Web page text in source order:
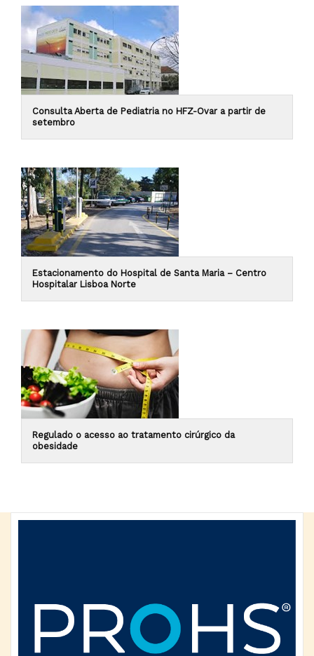
Consulta Aberta de Pediatria no HFZ-Ovar a partir de
setembro
Estacionamento do Hospital de Santa Maria – Centro
Hospitalar Lisboa Norte
Regulado o acesso ao tratamento cirúrgico da
obesidade